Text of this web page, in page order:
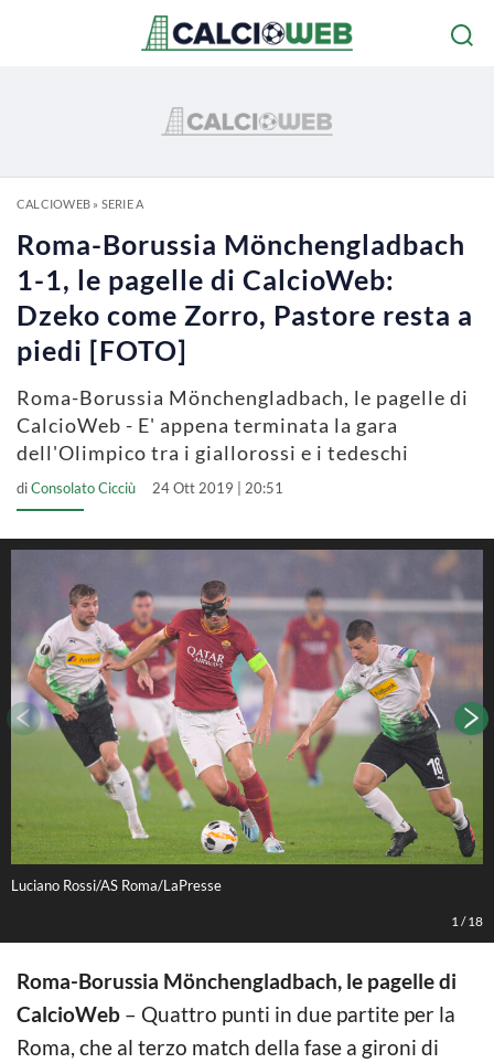
CALCIOWEB» SERIE A
Roma-Borussia Mönchengladbach
1-1, le pagelle di CalcioWeb:
Dzeko come Zorro, Pastore resta a
piedi [FOTO]
Roma-Borussia Mönchengladbach, le pagelle di
CalcioWeb - E' appena terminata la gara
dell'Olimpico tra i giallorossi e i tedeschi
diConsolato Cicciù 24 Ott 2019 | 20:51
Luciano Rossi/AS Roma/LaPresse
1 /18
Roma-Borussia Mönchengladbach, le pagelle di
CalcioWeb – Quattro punti in due partite per la
Roma, che al terzo match della fase a gironi di